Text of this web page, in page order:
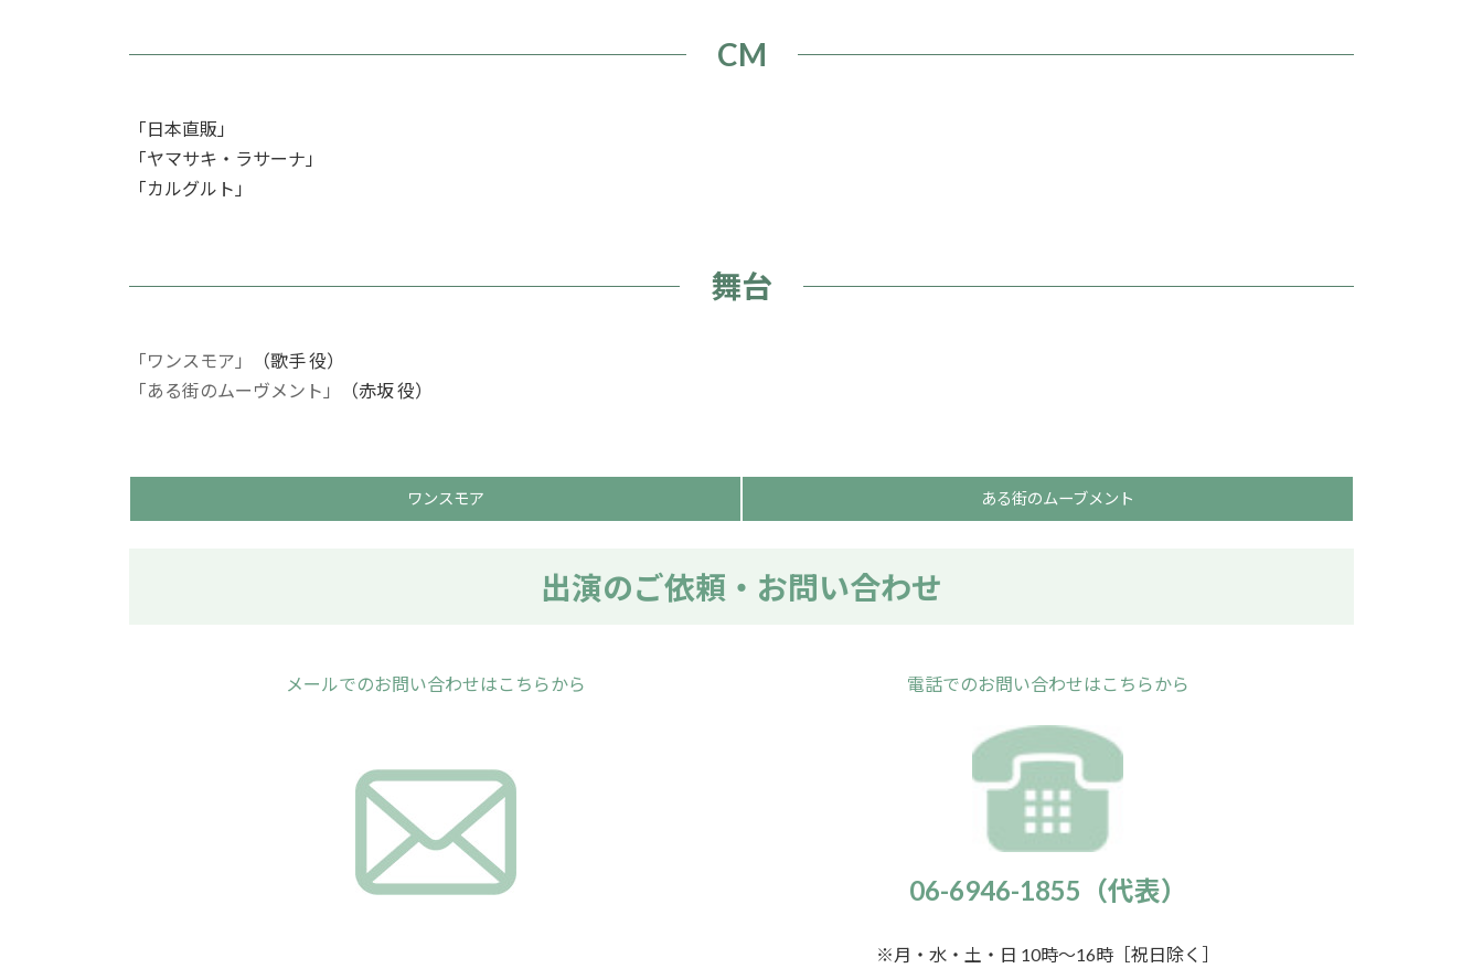
CM
「日本直販」
「ヤマサキ・ラサーナ」
「カルグルト」
舞台
「ワンスモア」
（歌手 役）
「ある街のムーヴメント」
（赤坂 役）
ワンスモア ある街のムーブメント
出演のご依頼・お問い合わせ
メールでのお問い合わせはこちらから 電話でのお問い合わせはこちらから
06-6946-1855（代表）
※月・水・土・日 10時～16時［祝日除く］